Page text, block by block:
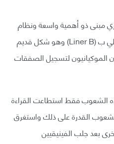
مبنى ذو أهمية واسعة ونظام
كتابة كامل عرف باسم النظام الخطي ب (Liner B) وهو شكل قديم
الموكيانيون لتسجيل الصفقات
نسبة 1% من هذه الشعوب فقط استطاعت القراءة
القدرة على ذلك واستغرق
بعد جلب الفينيقيين